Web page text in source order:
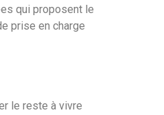
qui proposent le
prise en charge
le reste à vivre